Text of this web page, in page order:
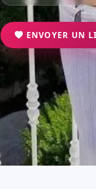
ENVOYER UN